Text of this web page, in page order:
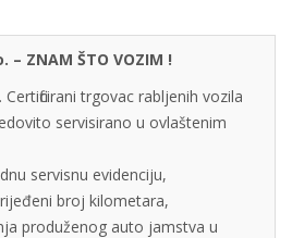
– ZNAM ŠTO VOZIM !
Certificirani trgovac rabljenih vozila
servisirano u ovlaštenim
servisnu evidenciju,
broj kilometara,
produženog auto jamstva u